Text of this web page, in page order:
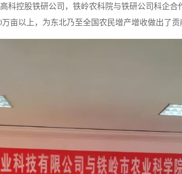
科控股铁研公司，铁岭农科院与铁研公司科企
亩以上，为东北乃至全国农民增产增收做出了贡